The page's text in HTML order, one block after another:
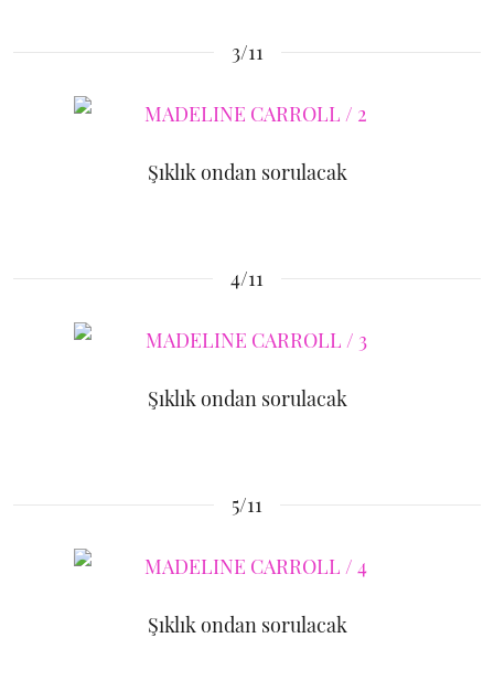
3/11
Şıklık ondan sorulacak
4/11
Şıklık ondan sorulacak
5/11
Şıklık ondan sorulacak